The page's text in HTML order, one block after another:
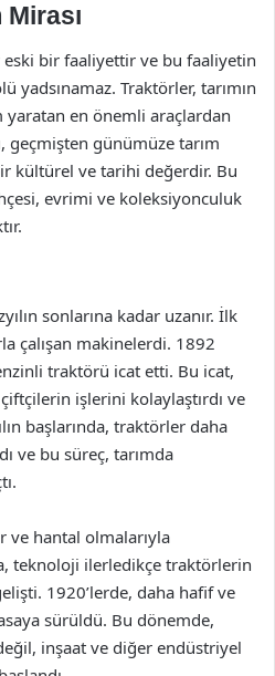
eski bir faaliyettir ve bu faaliyetin
Traktörler, tarımın
en önemli araçlardan
günümüze tarım
kültürel ve tarihi değerdir. Bu
evrimi ve koleksiyonculuk
sonlarına kadar uzanır. İlk
çalışan makinelerdi. 1892
traktörü icat etti. Bu icat,
işlerini kolaylaştırdı ve
başlarında, traktörler daha
ve bu süreç, tarımda
ve hantal olmalarıyla
teknoloji ilerledikçe traktörlerin
1920’lerde, daha hafif ve
sürüldü. Bu dönemde,
inşaat ve diğer endüstriyel